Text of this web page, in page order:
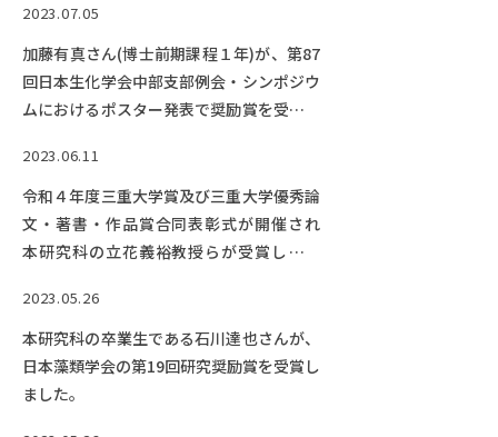
2023.07.05
加藤有真さん(博士前期課程１年)が、第87
回日本生化学会中部支部例会・シンポジウ
ムにおけるポスター発表で奨励賞を受賞し
2023.06.11
令和４年度三重大学賞及び三重大学優秀論
文・著書・作品賞合同表彰式が開催され
本研究科の立花義裕教授らが受賞しまし
2023.05.26
本研究科の卒業生である石川達也さんが、
日本藻類学会の第19回研究奨励賞を受賞し
ました。